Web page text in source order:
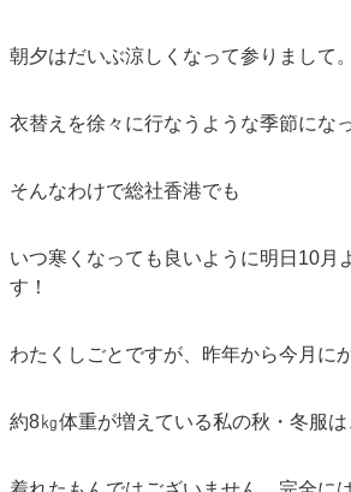
朝夕はだいぶ涼しくなって参りまして。
衣替えを徐々に行なうような季節にな
そんなわけで総社香港でも
いつ寒くなっても良いように明日10月
す！
わたくしごとですが、昨年から今月に
約8㎏体重が増えている私の秋・ 冬服は